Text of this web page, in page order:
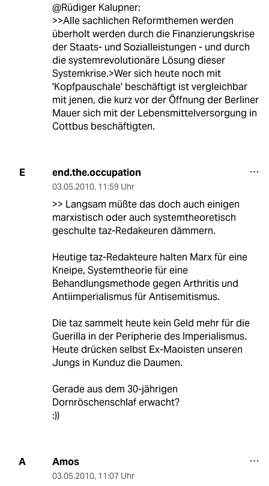
@Rüdiger Kalupner:
>>Alle sachlichen Reformthemen werden
überholt werden durch die Finanzierungskrise
der Staats- und Sozialleistungen - und durch
die systemrevolutionäre Lösung dieser
Systemkrise.>Wer sich heute noch mit
'Kopfpauschale' beschäftigt ist vergleichbar
mit jenen, die kurz vor der Öffnung der Berliner
Mauer sich mit der Lebensmittelversorgung in
Cottbus beschäftigten.
E end.the.occupation
03.05.2010, 11:59 Uhr
>> Langsam müßte das doch auch einigen
marxistisch oder auch systemtheoretisch
geschulte taz-Redakeuren dämmern.
Heutige taz-Redakteure halten Marx für eine
Kneipe, Systemtheorie für eine
Behandlungsmethode gegen Arthritis und
Antiimperialismus für Antisemitismus.
Die taz sammelt heute kein Geld mehr für die
Guerilla in der Peripherie des Imperialismus.
Heute drücken selbst Ex-Maoisten unseren
Jungs in Kunduz die Daumen.
Gerade aus dem 30-jährigen
Dornröschenschlaf erwacht?
:))
A Amos
03.05.2010, 11:07 Uhr